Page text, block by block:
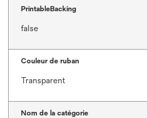
PrintableBacking
false
Couleur de ruban
Transparent
Nom de la catégorie